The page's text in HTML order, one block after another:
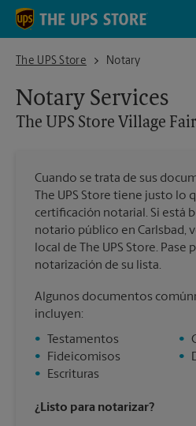
Skip to content
Return to Nav
The UPS Store
The UPS Store Village Faire
Notary
Notary Services
The UPS Store Village
Cuando se trata de sus
The UPS Store tiene justo lo
certificación notarial. Si está
notario público en Carlsbad,
local de The UPS Store. Pase
notarización de su lista.
Algunos documentos
incluyen:
•
Testamentos
•
Fideicomisos
•
Escrituras
•
•
¿Listo para notarizar?